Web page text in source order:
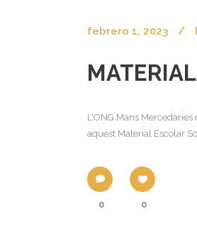
febrero 1, 2023
L'ONG Mans
aquest Material Escolar
0 0